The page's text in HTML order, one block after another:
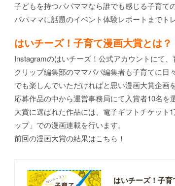
子どもを持つパパママなら誰でも感じる子育て
パパママに話題のイベント体験レポートまでト
はいチーズ！子育て漫画大賞とは？
Instagramのはいチーズ！公式アカウントにて
クリップ編集部のママパパ編集者も子育てに
でも楽しんでいただければと思い漫画大賞企画
応募作品の中から運営事務局にて入賞者10名を
大賞に選ばれた作品には、電子ギフトチケット
ップ」での漫画連載を行います。
前回の漫画大賞の結果はこちら！
はいチーズ！子